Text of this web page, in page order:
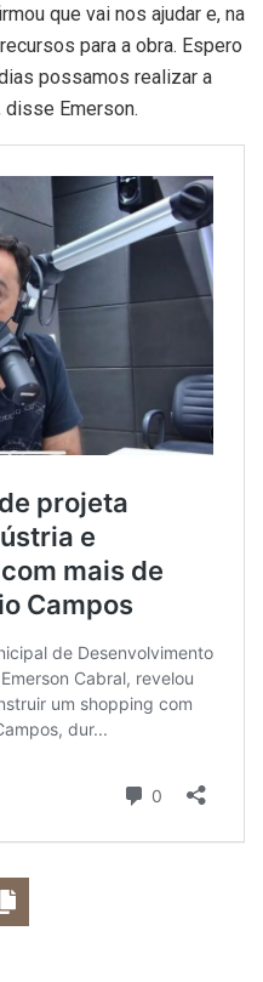
que vai nos ajudar e, na
para a obra. Espero
possamos realizar a
disse Emerson.